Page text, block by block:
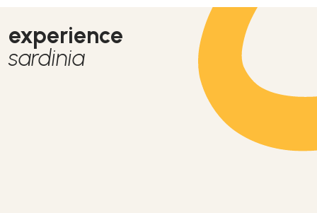
experience
sardinia